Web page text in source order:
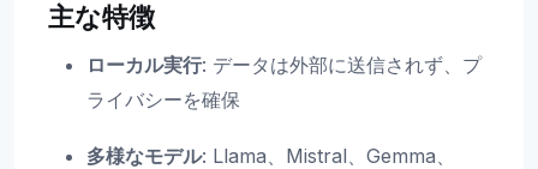
主な特徴
ローカル実行: データは外部に送信されず、プ
ライバシーを確保
多様なモデル: Llama、Mistral、Gemma、